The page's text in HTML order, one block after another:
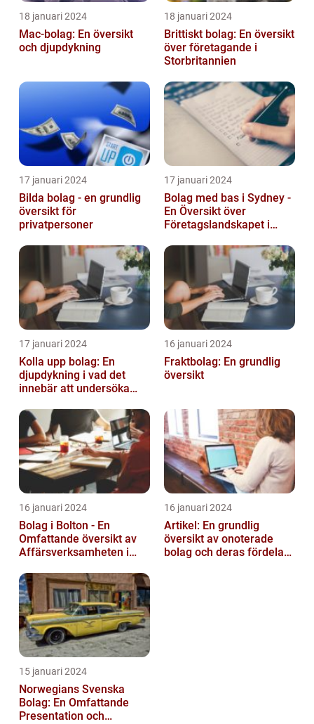
18 januari 2024
Mac-bolag: En översikt
och djupdykning
18 januari 2024
Brittiskt bolag: En översikt
över företagande i
Storbritannien
17 januari 2024
Bilda bolag - en grundlig
översikt för
privatpersoner
17 januari 2024
Bolag med bas i Sydney -
En Översikt över
Företagslandskapet i
17 januari 2024
Kolla upp bolag: En
djupdykning i vad det
innebär att undersöka
16 januari 2024
Fraktbolag: En grundlig
översikt
16 januari 2024
Bolag i Bolton - En
Omfattande översikt av
Affärsverksamheten i
16 januari 2024
Artikel: En grundlig
översikt av onoterade
bolag och deras fördelar
15 januari 2024
Norwegians Svenska
Bolag: En Omfattande
Presentation och